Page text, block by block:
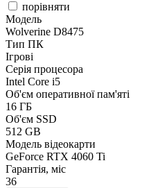
порівняти
Модель
Wolverine D8475
Тип ПК
Ігрові
Серія процесора
Intel Core i5
Об'єм оперативної пам'яті
16 ГБ
Об'єм SSD
512 GB
Модель відеокарти
GeForce RTX 4060 Ti
Гарантія, міс
36